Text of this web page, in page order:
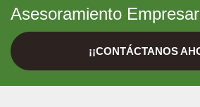
Asesoramiento
¡¡CONTÁCTANOS